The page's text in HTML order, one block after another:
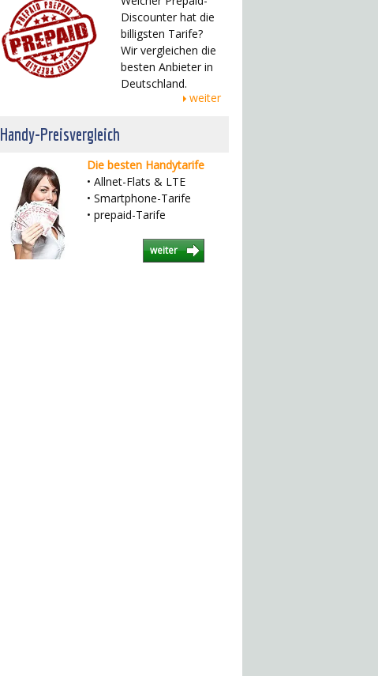
Discounter hat die
billigsten Tarife?
Wir vergleichen die
besten Anbieter in
Deutschland.
weiter
Handy-Preisvergleich
Die besten Handytarife
• Allnet-Flats & LTE
• Smartphone-Tarife
• prepaid-Tarife
weiter